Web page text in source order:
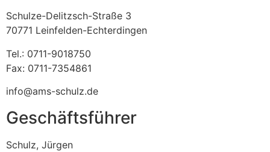
Schulze-Delitzsch-Straße 3
70771 Leinfelden-Echterdingen
Tel.: 0711-9018750
Fax: 0711-7354861
info@ams-schulz.de
Geschäftsführer
Schulz, Jürgen